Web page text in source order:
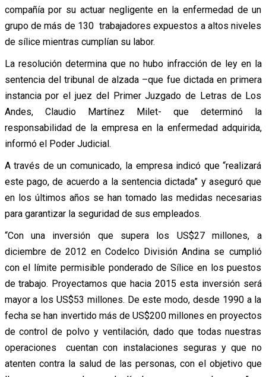
compañía por su actuar negligente en la enfermedad de un
grupo de más de 130 trabajadores expuestos a altos niveles
de sílice mientras cumplían su labor.
La resolución determina que no hubo infracción de ley en la
sentencia del tribunal de alzada –que fue dictada en primera
instancia por el juez del Primer Juzgado de Letras de Los
Andes, Claudio Martínez Milet- que determinó la
responsabilidad de la empresa en la enfermedad adquirida,
informó el Poder Judicial.
A través de un comunicado, la empresa indicó que “realizará
este pago, de acuerdo a la sentencia dictada” y aseguró que
en los últimos años se han tomado las medidas necesarias
para garantizar la seguridad de sus empleados.
“Con una inversión que supera los US$27 millones, a
diciembre de 2012 en Codelco División Andina se cumplió
con el límite permisible ponderado de Sílice en los puestos
de trabajo. Proyectamos que hacia 2015 esta inversión será
mayor a los US$53 millones. De este modo, desde 1990 a la
fecha se han invertido más de US$200 millones en proyectos
de control de polvo y ventilación, dado que todas nuestras
operaciones cuentan con instalaciones seguras y que no
atenten contra la salud de las personas, con el objetivo que